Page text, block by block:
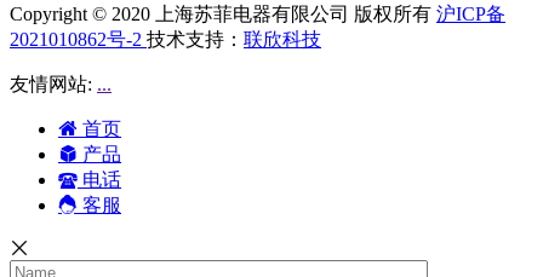
Copyright © 2020 上海苏菲电器有限公司 版权所有 沪ICP备
2021010862号-2 技术支持： 联欣科技
友情网站: ...
首页
产品
电话
客服